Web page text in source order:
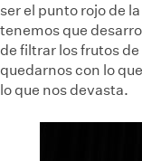
ser el punto rojo de
tenemos que
de filtrar los frutos
quedarnos con lo
lo que nos devasta.